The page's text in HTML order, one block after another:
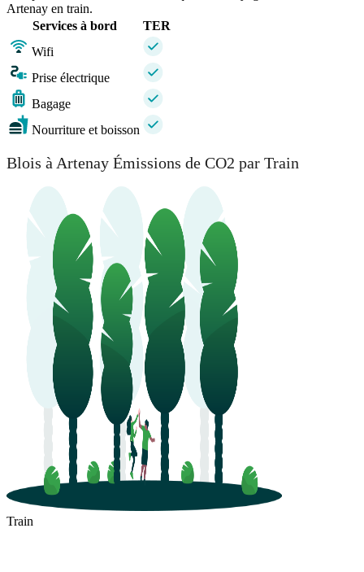
Artenay en train.
Services à bord
TER
Wifi
Prise électrique
Bagage
Nourriture et boisson
Blois à Artenay Émissions de CO2 par Train
Train